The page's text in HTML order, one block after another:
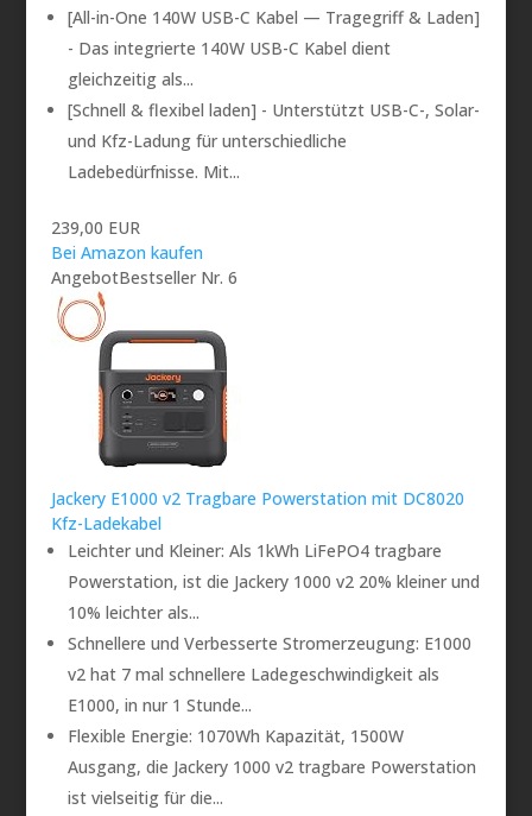
[All-in-One 140W USB-C Kabel — Tragegriff & Laden]
- Das integrierte 140W USB-C Kabel dient
gleichzeitig als...
[Schnell & flexibel laden] - Unterstützt USB-C-, Solar-
und Kfz-Ladung für unterschiedliche
Ladebedürfnisse. Mit...
239,00 EUR
Bei Amazon kaufen
AngebotBestseller Nr. 6
Jackery E1000 v2 Tragbare Powerstation mit DC8020
Kfz-Ladekabel
Leichter und Kleiner: Als 1kWh LiFePO4 tragbare
Powerstation, ist die Jackery 1000 v2 20% kleiner und
10% leichter als...
Schnellere und Verbesserte Stromerzeugung: E1000
v2 hat 7 mal schnellere Ladegeschwindigkeit als
E1000, in nur 1 Stunde...
Flexible Energie: 1070Wh Kapazität, 1500W
Ausgang, die Jackery 1000 v2 tragbare Powerstation
ist vielseitig für die...